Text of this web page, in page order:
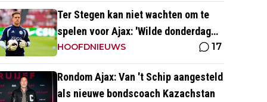
Ter Stegen kan niet wachten om te
spelen voor Ajax: 'Wilde donderdag
ook op het veld staan'
HOOFDNIEUWS 17
Rondom Ajax: Van 't Schip aangesteld
als nieuwe bondscoach Kazachstan